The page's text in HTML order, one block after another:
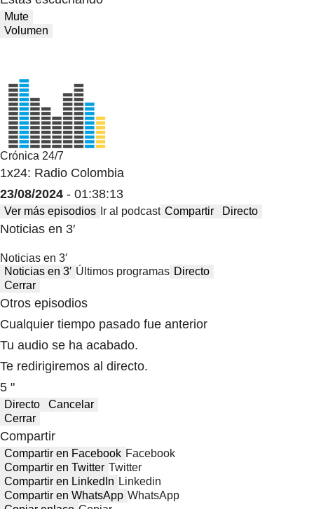
Mute
Volumen
Crónica 24/7
1x24: Radio Colombia
23/08/2024 - 01:38:13
Ver más episodios Ir al podcast Compartir Directo
Noticias en 3′
Noticias en 3′
Noticias en 3′ Últimos programas Directo
Cerrar
Otros episodios
Cualquier tiempo pasado fue anterior
Tu audio se ha acabado.
Te redirigiremos al directo.
5 "
Directo
Cancelar
Cerrar
Compartir
Compartir en Facebook Facebook
Compartir en Twitter Twitter
Compartir en LinkedIn Linkedin
Compartir en WhatsApp WhatsApp